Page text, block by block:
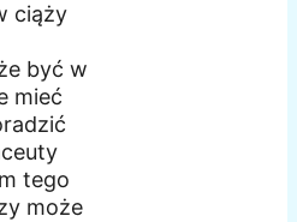
ciąży
być w
mieć
tego
może